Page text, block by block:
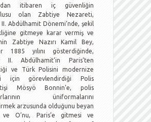
itibaren iç güvenliğin
olan Zabtiye Nezareti,
II. Abdülhamit Dönemi’nde, şekil
gitmeye karar vermiş ve
Zabtiye Nazırı Kamil Bey,
1885 yılını gösterdiğinde,
II. Abdülhamit’in Paris’ten
ve Türk Polisini modernize
için görevlendirdiği Polis
Mösyö Bonnin’e, polis
üniformalarını
arzusunda olduğunu beyan
ve O’nu, Paris’e gitmesi ve